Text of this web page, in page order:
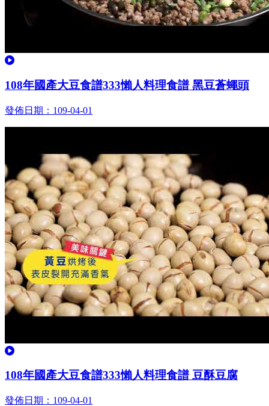
觀看
108年國產大豆食譜333懶人料理食譜 黑豆蒼蠅頭
發佈日期：109-04-01
觀看
108年國產大豆食譜333懶人料理食譜 豆酥豆腐
發佈日期：109-04-01